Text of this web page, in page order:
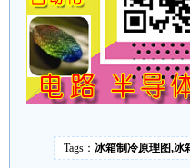
Tags： 冰箱制冷原理图,冰